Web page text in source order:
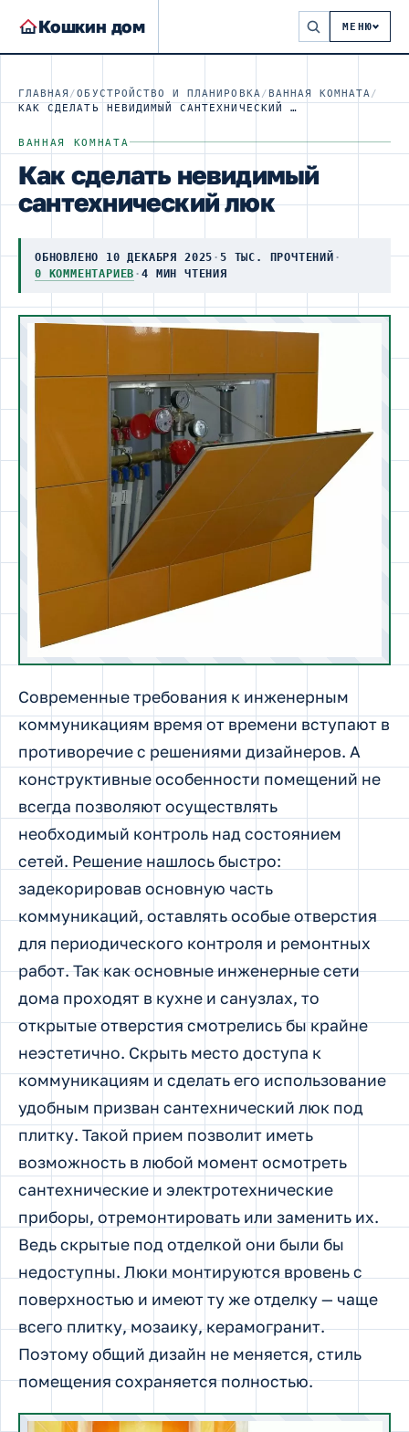
Кошкин дом МЕНЮ
ГЛАВНАЯ /ОБУСТРОЙСТВО И ПЛАНИРОВКА / ВАННАЯ КОМНАТА /
КАК СДЕЛАТЬ НЕВИДИМЫЙ САНТЕХНИЧЕСКИЙ ЛЮК
ВАННАЯ КОМНАТА
Как сделать невидимый
сантехнический люк
ОБНОВЛЕНО 10 ДЕКАБРЯ 2025 · 5 ТЫС. ПРОЧТЕНИЙ ·
0 КОММЕНТАРИЕВ ·4 МИН ЧТЕНИЯ
Современные требования к инженерным
коммуникациям время от времени вступают в
противоречие с решениями дизайнеров. А
конструктивные особенности помещений не
всегда позволяют осуществлять
необходимый контроль над состоянием
сетей. Решение нашлось быстро:
задекорировав основную часть
коммуникаций, оставлять особые отверстия
для периодического контроля и ремонтных
работ. Так как основные инженерные сети
дома проходят в кухне и санузлах, то
открытые отверстия смотрелись бы крайне
неэстетично. Скрыть место доступа к
коммуникациям и сделать его использование
удобным призван сантехнический люк под
плитку. Такой прием позволит иметь
возможность в любой момент осмотреть
сантехнические и электротехнические
приборы, отремонтировать или заменить их.
Ведь скрытые под отделкой они были бы
недоступны. Люки монтируются вровень с
поверхностью и имеют ту же отделку — чаще
всего плитку, мозаику, керамогранит.
Поэтому общий дизайн не меняется, стиль
помещения сохраняется полностью.